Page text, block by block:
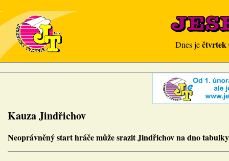
Dnes ječtvrtek
Kauza Jindřichov
Neoprávněný start hráče může srazit Jindřichov na dno